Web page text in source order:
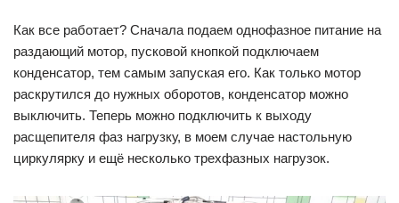
Как все работает? Сначала подаем однофазное питание на
раздающий мотор, пусковой кнопкой подключаем
конденсатор, тем самым запуская его. Как только мотор
раскрутился до нужных оборотов, конденсатор можно
выключить. Теперь можно подключить к выходу
расщепителя фаз нагрузку, в моем случае настольную
циркулярку и ещё несколько трехфазных нагрузок.